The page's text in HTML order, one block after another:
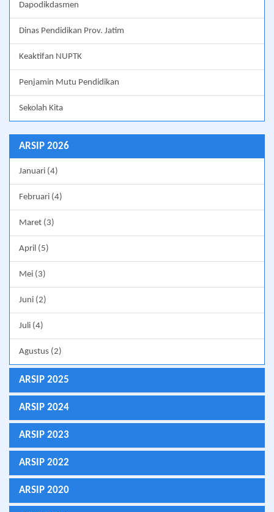
Dapodikdasmen
Dinas Pendidikan Prov. Jatim
Keaktifan NUPTK
Penjamin Mutu Pendidikan
Sekolah Kita
ARSIP 2026
Januari (4)
Februari (4)
Maret (3)
April (5)
Mei (3)
Juni (2)
Juli (4)
Agustus (2)
ARSIP 2025
ARSIP 2024
ARSIP 2023
ARSIP 2022
ARSIP 2020